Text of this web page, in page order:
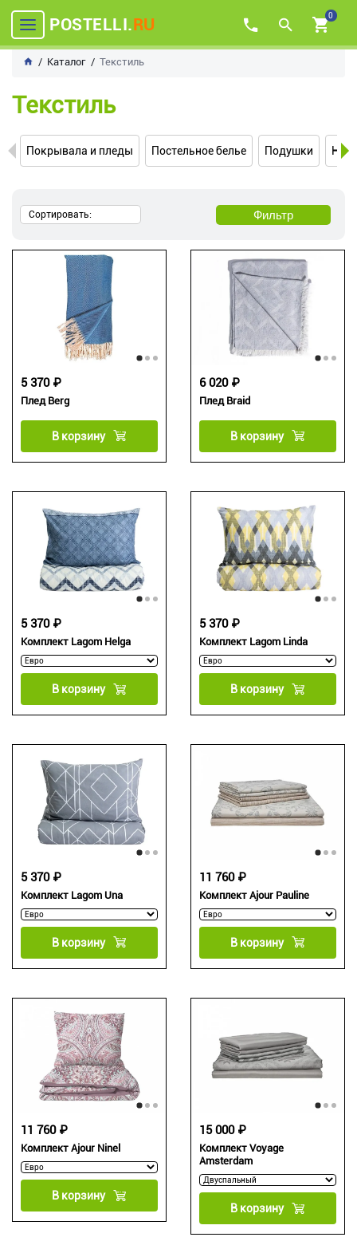
POSTELLI.RU 0
Каталог Текстиль
Текстиль
Покрывала и пледы Постельное белье Подушки
Сортировать: Фильтр
Плед Berg
5 370 ₽
В корзину
Плед Braid
6 020 ₽
В корзину
Комплект Lagom Helga
5 370 ₽
В корзину
Комплект Lagom Linda
5 370 ₽
В корзину
Комплект Lagom Una
5 370 ₽
В корзину
Комплект Ajour Pauline
11 760 ₽
В корзину
Комплект Ajour Ninel
11 760 ₽
В корзину
Комплект Voyage
Amsterdam
15 000 ₽
В корзину